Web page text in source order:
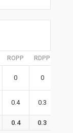
ROPP RDPP
0 0
0.4 0.3
0.4 0.3